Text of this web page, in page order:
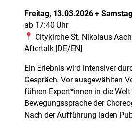
Freitag, 13.03.2026 +
ab 17:40 Uhr
Citykirche St. Nikolaus
Aftertalk [DE/EN]
Ein Erlebnis wird intensiver
Gespräch. Vor ausgewählten
führen Expert*innen in die Welt
Bewegungssprache der
Nach der Aufführung laden